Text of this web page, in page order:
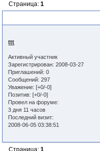
Страница: 1
ttt
Активный участник
Зарегистрирован: 2008-03-27
Приглашений: 0
Сообщений: 297
Уважение: [+0/-0]
Позитив: [+0/-0]
Провел на форуме:
3 дня 11 часов
Последний визит:
2008-06-05 03:38:51
Страница: 1